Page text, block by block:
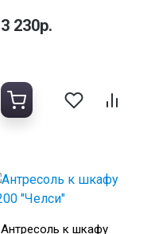
3 230р.
Антресоль к шкафу